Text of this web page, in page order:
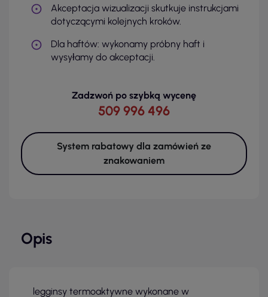
Akceptacja wizualizacji skutkuje instrukcjami
dotyczącymi kolejnych kroków.
Dla haftów: wykonamy próbny haft i
wysyłamy do akceptacji.
Zadzwoń po szybką wycenę
509 996 496
System rabatowy dla zamówień ze
znakowaniem
Opis
legginsy termoaktywne wykonane w